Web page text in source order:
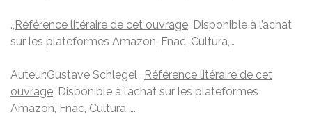
., Référence litéraire de cet ouvrage. Disponible à l’achat
sur les plateformes Amazon, Fnac, Cultura,…
Auteur:Gustave Schlegel ., Référence litéraire de cet
ouvrage. Disponible à l’achat sur les plateformes
Amazon, Fnac, Cultura ….